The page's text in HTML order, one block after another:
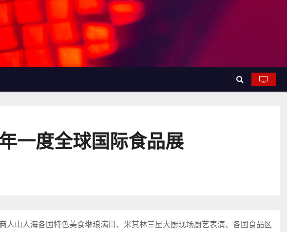
一度全球国际食品展
山人海各国特色美食琳琅满目、米其林三星大厨现场厨艺表演、各国食品区